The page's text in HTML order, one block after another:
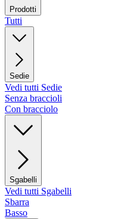
Prodotti
Tutti
Sedie
Vedi tutti Sedie
Senza braccioli
Con bracciolo
Sgabelli
Vedi tutti Sgabelli
Sbarra
Basso